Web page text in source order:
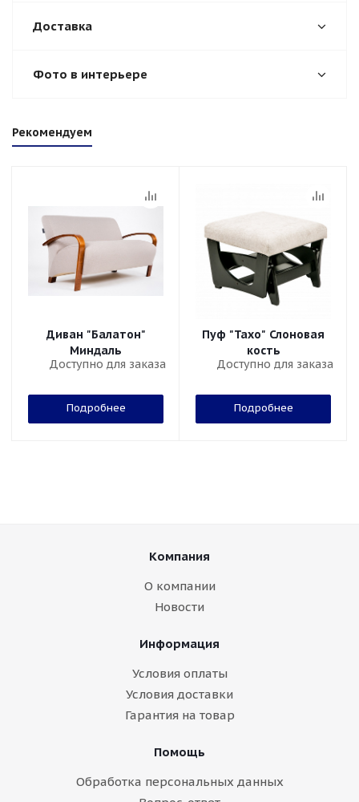
Доставка
Фото в интерьере
Рекомендуем
Диван "Балатон"
Миндаль
Доступно для заказа
Подробнее
Пуф "Тахо" Слоновая
кость
Доступно для заказа
Подробнее
Компания
О компании
Новости
Информация
Условия оплаты
Условия доставки
Гарантия на товар
Помощь
Обработка персональных данных